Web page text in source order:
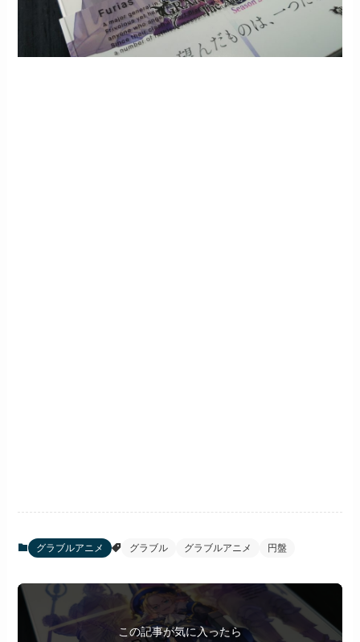
グラブルアニメ グラブル グラブルアニメ 円盤
この記事が気に入ったら